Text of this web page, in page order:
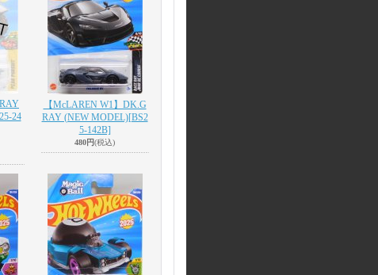
24
【McLAREN W1】DK.G
RAY (NEW MODEL)[BS2
5-142B]
480円(税込)